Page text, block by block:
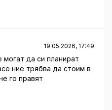
19.05.2026, 17:49
да си планират
ние трябва да стоим в
го правят